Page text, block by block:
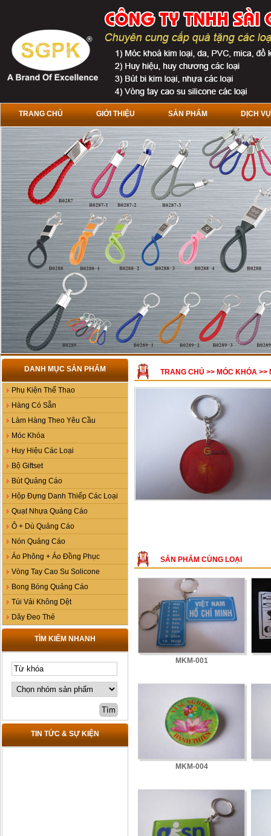
TRANG CHỦ GIỚI THIỆU SẢN PHẨM DỊCH VỤ
DANH MỤC SẢN PHẨM
Phụ Kiện Thể Thao
Hàng Có Sẵn
Làm Hàng Theo Yêu Cầu
Móc Khóa
Huy Hiệu Các Loại
Bộ Giftset
Bút Quảng Cáo
Hộp Đựng Danh Thiếp Các Loại
Quạt Nhựa Quảng Cáo
Ô + Dù Quảng Cáo
Nón Quảng Cáo
Áo Phông + Áo Đồng Phục
Vòng Tay Cao Su Solicone
Bong Bóng Quảng Cáo
Túi Vải Không Dệt
Dây Đeo Thẻ
TÌM KIẾM NHANH
TIN TỨC & SỰ KIỆN
TRANG CHỦ >> MÓC KHÓA >>
SẢN PHẨM CÙNG LOẠI
MKM-001
MKM-004